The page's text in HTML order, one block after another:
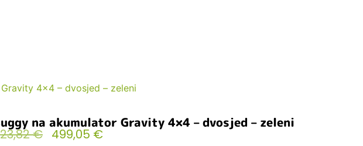
4×4 – dvosjed – zeleni
na akumulator Gravity 4×4 – dvosjed – zeleni
€ 499,05 €